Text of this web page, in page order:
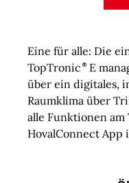
Eine für alle: Die
TopTronic
E
über ein digitales,
Raumklima über
alle Funktionen
HovalConnect App